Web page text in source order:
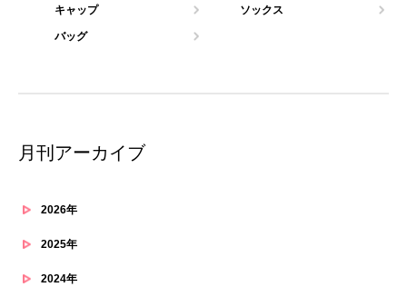
キャップ ソックス
バッグ
月刊アーカイブ
2026年
2025年
2024年